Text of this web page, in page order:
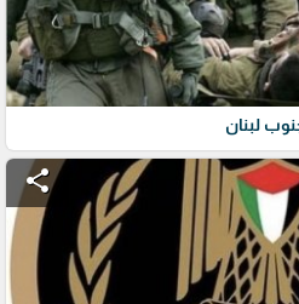
لبنان
share